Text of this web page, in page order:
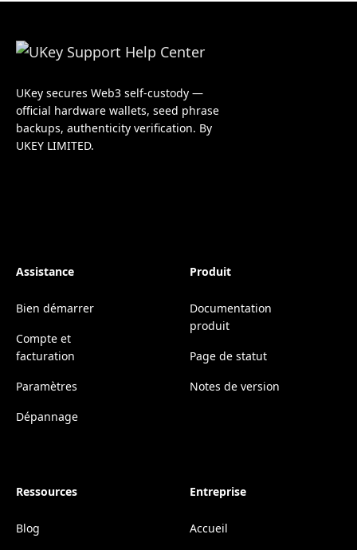
UKey secures Web3 self-custody —
official hardware wallets, seed phrase
backups, authenticity verification. By
UKEY LIMITED.
Assistance
Bien démarrer
Compte et
facturation
Paramètres
Dépannage
Produit
Documentation
produit
Page de statut
Notes de version
Ressources
Blog
Entreprise
Accueil